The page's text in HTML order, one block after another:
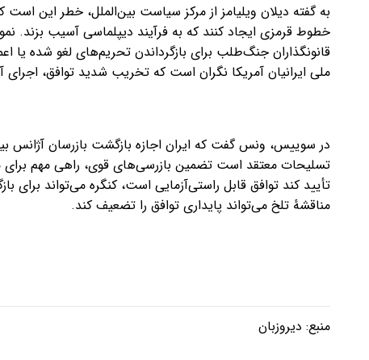
به گفته دیلان ویلیامز از مرکز سیاست بین‌الملل، خطر این
خطوط قرمزی ایجاد کنند که به فرآیند دیپلماسی آسیب بزند.
قانونگذاران جنگ‌طلب برای بازگرداندن تحریم‌های لغو شده یا
ملی ایرانیان آمریکا نگران است که تخریب شدید توافق، اجرای
در سوییس، ونس گفت که ایران اجازه بازگشت بازرسان آژانس
تسلیحات معتقد است تضمین بازرسی‌های قوی، راهی مهم برای
تأیید کند توافق قابل راستی‌آزمایی است، کنگره می‌تواند برای
مناقشهٔ تلخ می‌تواند پایداری توافق را تضعیف کند.
منبع: دیروزبان